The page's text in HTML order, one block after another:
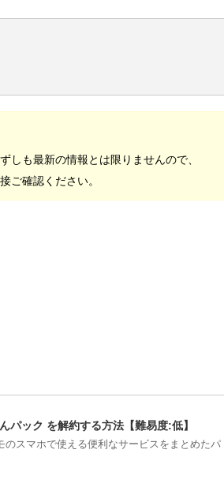
しも最新の情報とは限りませんので、
ご確認ください。
パック を解約する方法【難易度:低】
のスマホで使える便利なサービスをまとめたパ